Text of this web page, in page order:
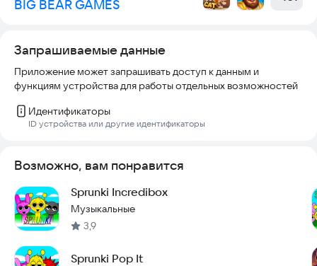
забавных и странных монстров для бесконечных творческих
Потрясающая графика и музыка: Яркие визуальные эффекты
и сочетание запоминающихся и загадочных мелодий делают
игровой процесс захватывающим.
Настраиваемые ритмы: Создавайте уникальные саундтреки с
помощью простого управления "перетяни-и-брось" и
Готовы создать своего монстра с головы до пят и смешать
сейчас и начните творить!
Контактный адрес электронной почты:
zengyongguang6666@gmail.com
BIG BEAR GAMES
Запрашиваемые данные
Приложение может запрашивать доступ к данным и
функциям устройства для работы отдельных возможностей
Идентификаторы
ID устройства или другие идентификаторы
Возможно, вам понравится
Sprunki Incredibox
Музыкальные
3,9
Sprunki Pop It